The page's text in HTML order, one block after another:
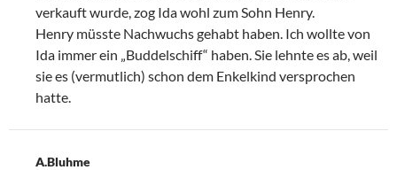
verkauft wurde, zog Ida wohl zum Sohn Henry.
Henry müsste Nachwuchs gehabt haben. Ich wollte von
Ida immer ein „Buddelschiff“ haben. Sie lehnte es ab, weil
sie es (vermutlich) schon dem Enkelkind versprochen
hatte.
A.Bluhme